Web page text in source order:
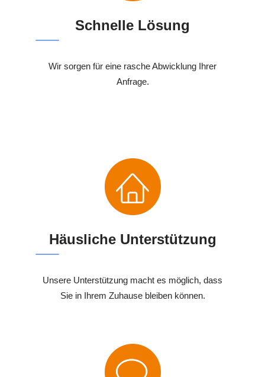
Schnelle Lösung
Wir sorgen für eine rasche Abwicklung Ihrer
Anfrage.
Häusliche Unterstützung
Unsere Unterstützung macht es möglich, dass
Sie in Ihrem Zuhause bleiben können.